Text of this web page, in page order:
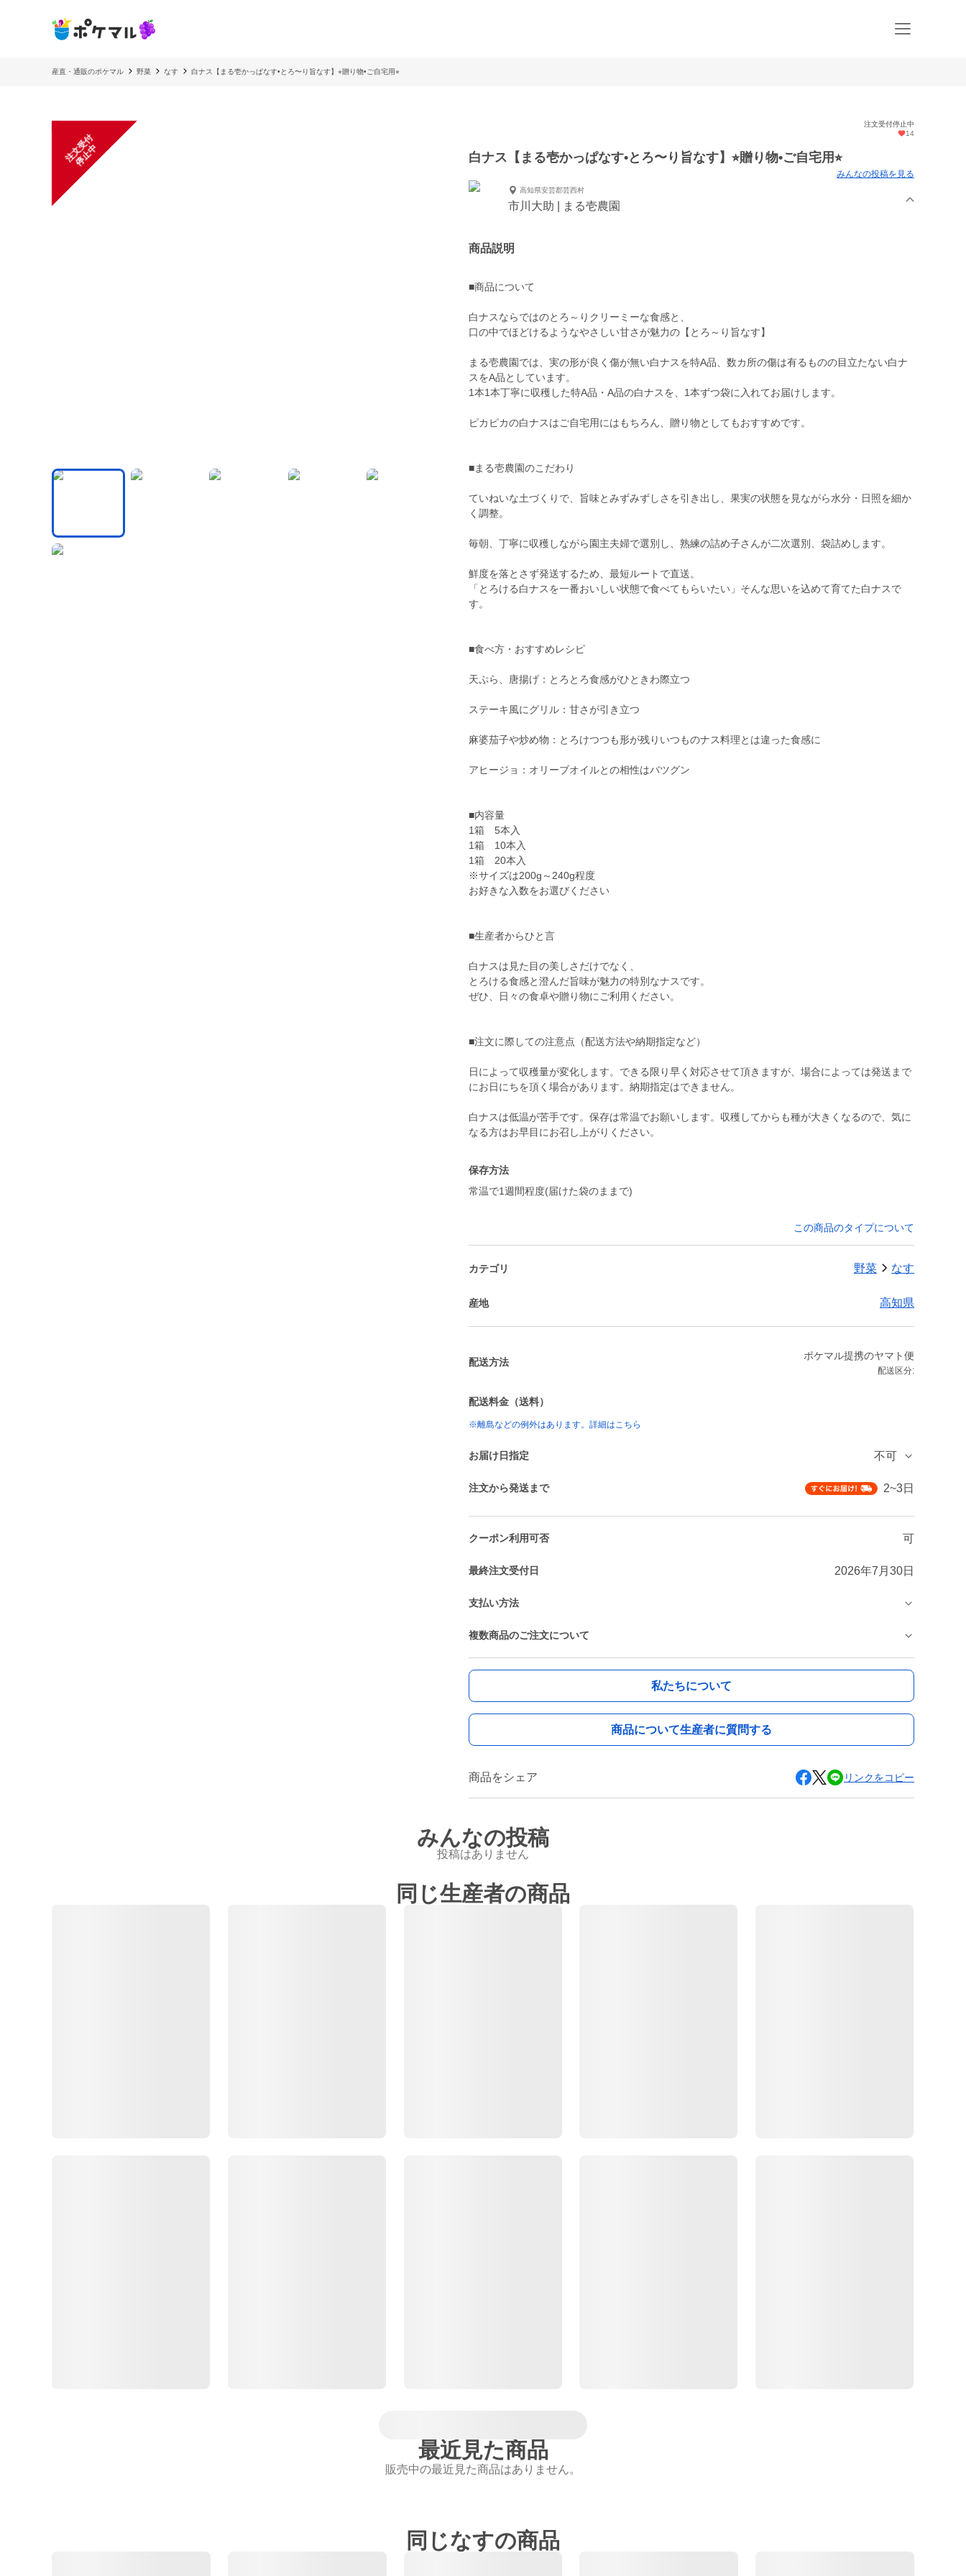
産直・通販のポケマル 野菜 なす 白ナス【まる壱かっぱなす•とろ〜り旨なす】⭐︎贈り物•ご自宅用⭐︎
注
文
受
付
停
止
中
注文受付停止中
14
白ナス【まる壱かっぱなす•とろ〜り旨なす】⭐︎贈り物•ご自宅用⭐︎
みんなの投稿を見る
高知県安芸郡芸西村
市川大助 | まる壱農園
商品説明
■商品について
白ナスならではのとろ～りクリーミーな食感と、
口の中でほどけるようなやさしい甘さが魅力の【とろ～り旨なす】
まる壱農園では、実の形が良く傷が無い白ナスを特A品、数カ所の傷は有るものの目立たない白ナ
スをA品としています。
1本1本丁寧に収穫した特A品・A品の白ナスを、1本ずつ袋に入れてお届けします。
ピカピカの白ナスはご自宅用にはもちろん、贈り物としてもおすすめです。
■まる壱農園のこだわり
ていねいな土づくりで、旨味とみずみずしさを引き出し、果実の状態を見ながら水分・日照を細か
く調整。
毎朝、丁寧に収穫しながら園主夫婦で選別し、熟練の詰め子さんが二次選別、袋詰めします。
鮮度を落とさず発送するため、最短ルートで直送。
「とろける白ナスを一番おいしい状態で食べてもらいたい」そんな思いを込めて育てた白ナスで
す。
■食べ方・おすすめレシピ
天ぷら、唐揚げ：とろとろ食感がひときわ際立つ
ステーキ風にグリル：甘さが引き立つ
麻婆茄子や炒め物：とろけつつも形が残りいつものナス料理とは違った食感に
アヒージョ：オリーブオイルとの相性はバツグン
■内容量
1箱 5本入
1箱 10本入
1箱 20本入
※サイズは200g～240g程度
お好きな入数をお選びください
■生産者からひと言
白ナスは見た目の美しさだけでなく、
とろける食感と澄んだ旨味が魅力の特別なナスです。
ぜひ、日々の食卓や贈り物にご利用ください。
■注文に際しての注意点（配送方法や納期指定など）
日によって収穫量が変化します。できる限り早く対応させて頂きますが、場合によっては発送まで
にお日にちを頂く場合があります。納期指定はできません。
白ナスは低温が苦手です。保存は常温でお願いします。収穫してからも種が大きくなるので、気に
なる方はお早目にお召し上がりください。
保存方法
常温で1週間程度(届けた袋のままで)
この商品のタイプについて
カテゴリ 野菜 なす
産地 高知県
配送方法
ポケマル提携のヤマト便
配送区分:
配送料金（送料）
※離島などの例外はあります。詳細はこちら
お届け日指定 不可
注文から発送まで 2~3日
クーポン利用可否 可
最終注文受付日 2026年7月30日
支払い方法
複数商品のご注文について
私たちについて
商品について生産者に質問する
商品をシェア リンクをコピー
みんなの投稿
投稿はありません
同じ生産者の商品
最近見た商品
販売中の最近見た商品はありません。
同じなすの商品